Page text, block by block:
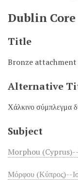
Dublin Core
Title
Bronze
Alternative
Χάλκινο σύμπλεγμα
Subject
Morphou
Μόρφου (Κύπρος)--